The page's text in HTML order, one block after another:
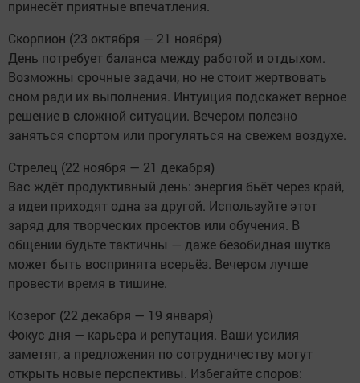
принесёт приятные впечатления.
Скорпион (23 октября — 21 ноября)
День потребует баланса между работой и отдыхом.
Возможны срочные задачи, но не стоит жертвовать
сном ради их выполнения. Интуиция подскажет верное
решение в сложной ситуации. Вечером полезно
заняться спортом или прогуляться на свежем воздухе.
Стрелец (22 ноября — 21 декабря)
Вас ждёт продуктивный день: энергия бьёт через край,
а идеи приходят одна за другой. Используйте этот
заряд для творческих проектов или обучения. В
общении будьте тактичны — даже безобидная шутка
может быть воспринята всерьёз. Вечером лучше
провести время в тишине.
Козерог (22 декабря — 19 января)
Фокус дня — карьера и репутация. Ваши усилия
заметят, а предложения по сотрудничеству могут
открыть новые перспективы. Избегайте споров: